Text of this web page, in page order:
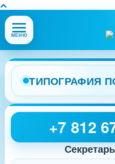
Открыть
или
меню
сайта
МЕНЮ
ТИПОГРАФИЯ
+7 812